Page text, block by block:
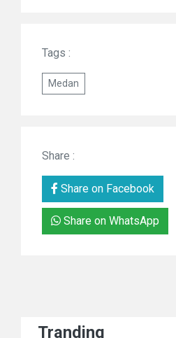
Tags :
Medan
Share :
Share on Facebook
Share on WhatsApp
Tranding